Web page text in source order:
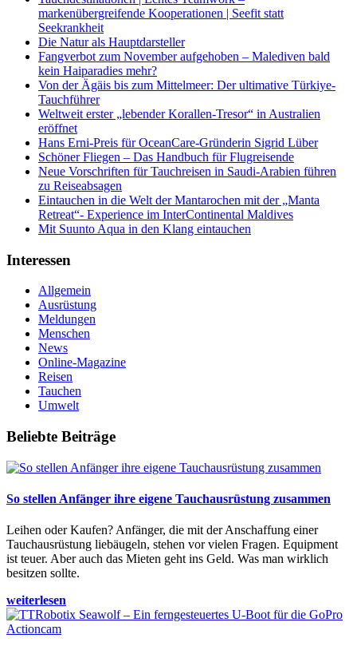
markenübergreifende Kooperationen | Seefit statt
Seekrankheit
Die Natur als Hauptdarsteller
Fangverbot zum November aufgehoben – Malediven bald
kein Haiparadies mehr?
Von der Ägäis bis zum Mittelmeer: Der ultimative Türkiye-
Tauchführer
Weltweit erster „lebender Korallen-Tresor“ in Australien
eröffnet
Hans Erni-Preis für OceanCare-Gründerin Sigrid Lüber
Schöner Fliegen – Das Handbuch für Flugreisende
Neue Vorschriften für Tauchreisen in Saudi-Arabien führen
zu Reiseabsagen
Eintauchen in die Welt der Mantarochen mit der „Manta
Retreat“- Experience im InterContinental Maldives
Mit Suunto Aqua in den Klang eintauchen
Interessen
Allgemein
Ausrüstung
Meldungen
Menschen
News
Online-Magazine
Reisen
Tauchen
Umwelt
Beliebte Beiträge
So stellen Anfänger ihre eigene Tauchausrüstung zusammen
Leihen oder Kaufen? Anfänger, die mit der Anschaffung einer
Tauchausrüstung liebäugeln, stehen vor vielen Fragen. Equipment
ist teuer. Aber auch das Mieten geht ins Geld. Was man wirklich
besitzen sollte.
weiterlesen